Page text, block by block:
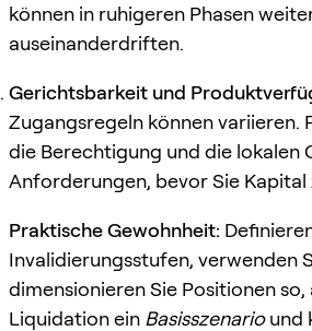
können in ruhigeren Phasen
auseinanderdriften.
Gerichtsbarkeit und
Zugangsregeln können variieren.
die Berechtigung und die lokalen
Anforderungen, bevor Sie Kapital
Praktische Gewohnheit:
Invalidierungsstufen, verwenden
dimensionieren Sie Positionen so,
Liquidation ein Basisszenariound